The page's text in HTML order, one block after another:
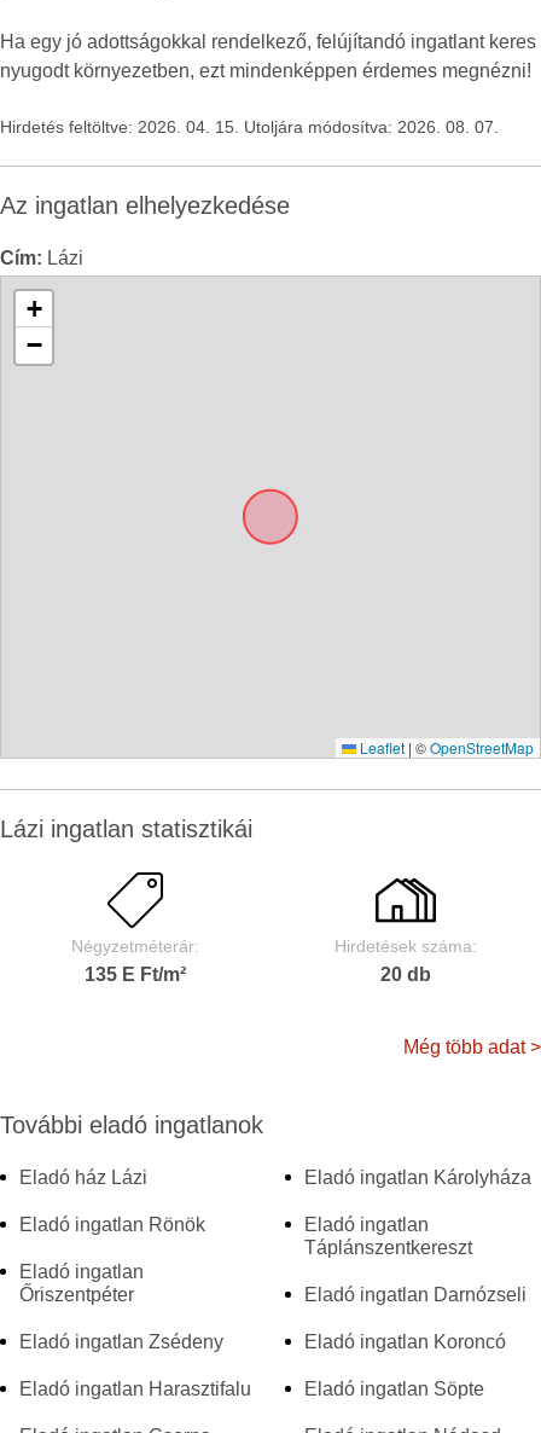
Ha egy jó adottságokkal rendelkező, felújítandó ingatlant keres
nyugodt környezetben, ezt mindenképpen érdemes megnézni!
Hirdetés feltöltve: 2026. 04. 15. Utoljára módosítva: 2026. 08. 07.
Az ingatlan elhelyezkedése
Cím: Lázi
+
−
Leaflet | ©OpenStreetMap
Lázi ingatlan statisztikái
Négyzetméterár:
135 E Ft/m²
Hirdetések száma:
20 db
Még több adat >
További eladó ingatlanok
Eladó ház Lázi
Eladó ingatlan Rönök
Eladó ingatlan
Őriszentpéter
Eladó ingatlan Zsédeny
Eladó ingatlan Harasztifalu
Eladó ingatlan Károlyháza
Eladó ingatlan
Táplánszentkereszt
Eladó ingatlan Darnózseli
Eladó ingatlan Koroncó
Eladó ingatlan Söpte